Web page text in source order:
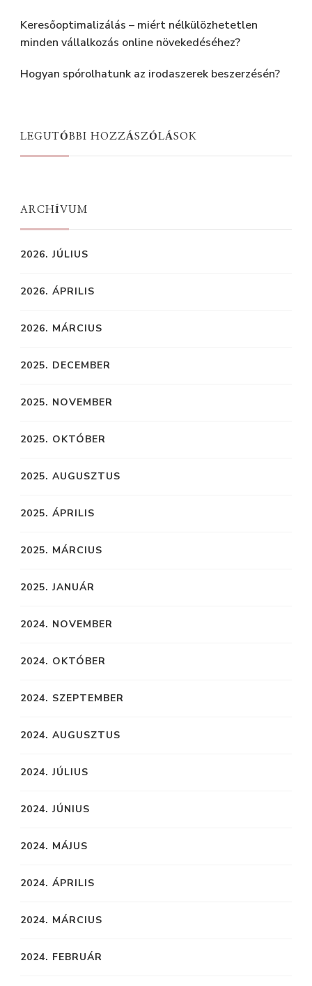
Keresőoptimalizálás – miért nélkülözhetetlen
minden vállalkozás online növekedéséhez?
Hogyan spórolhatunk az irodaszerek beszerzésén?
LEGUTÓBBI HOZZÁSZÓLÁSOK
ARCHÍVUM
2026. JÚLIUS
2026. ÁPRILIS
2026. MÁRCIUS
2025. DECEMBER
2025. NOVEMBER
2025. OKTÓBER
2025. AUGUSZTUS
2025. ÁPRILIS
2025. MÁRCIUS
2025. JANUÁR
2024. NOVEMBER
2024. OKTÓBER
2024. SZEPTEMBER
2024. AUGUSZTUS
2024. JÚLIUS
2024. JÚNIUS
2024. MÁJUS
2024. ÁPRILIS
2024. MÁRCIUS
2024. FEBRUÁR